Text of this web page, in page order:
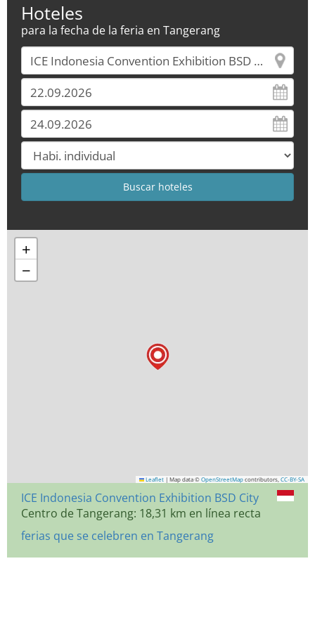
Hoteles
para la fecha de la feria en Tangerang
+
−
Leaflet | Map data © OpenStreetMap contributors, CC-BY-SA
ICE Indonesia Convention Exhibition BSD City
Centro de Tangerang: 18,31 km en línea recta
ferias que se celebren en Tangerang